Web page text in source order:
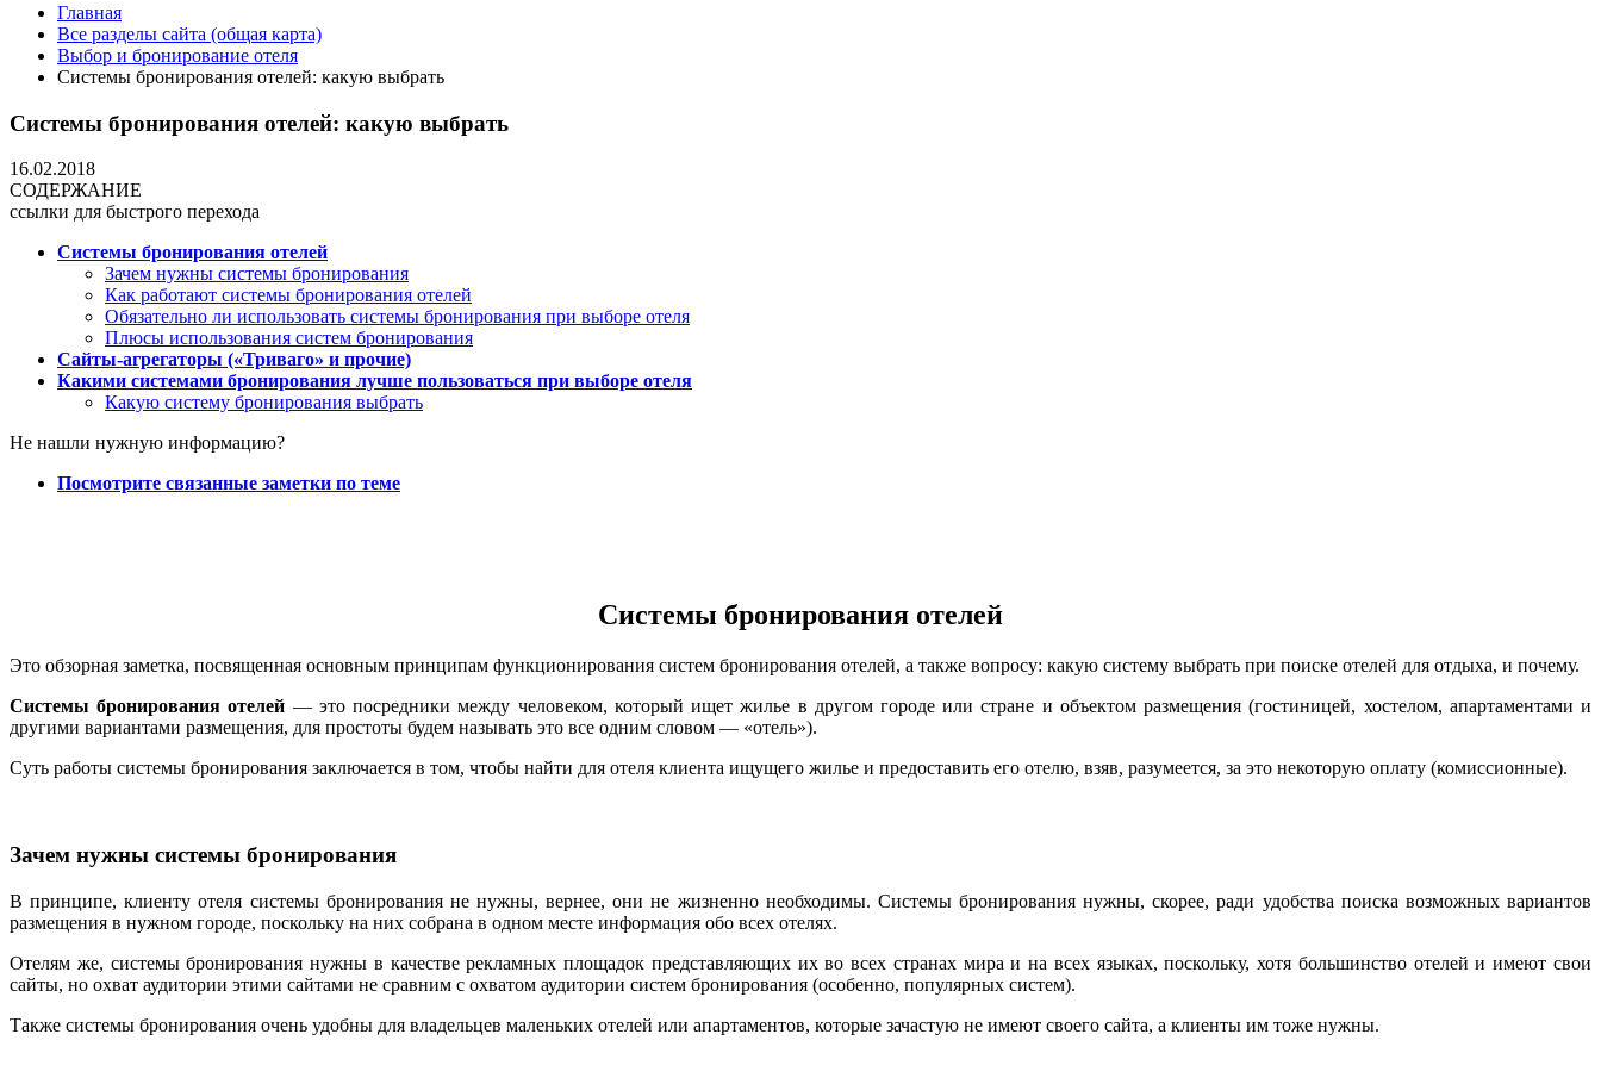
Главная
Все разделы сайта (общая карта)
Выбор и бронирование отеля
Системы бронирования отелей: какую выбрать
Системы бронирования отелей: какую выбрать
16.02.2018
СОДЕРЖАНИЕ
ссылки для быстрого перехода
Системы бронирования отелей
Зачем нужны системы бронирования
Как работают системы бронирования отелей
Обязательно ли использовать системы бронирования при выборе отеля
Плюсы использования систем бронирования
Сайты-агрегаторы («Триваго» и прочие)
Какими системами бронирования лучше пользоваться при выборе отеля
Какую систему бронирования выбрать
Не нашли нужную информацию?
Посмотрите связанные заметки по теме
Системы бронирования отелей
Это обзорная заметка, посвященная основным принципам функционирования систем бронирования отелей, а также вопросу: какую систему выбрать при поиске отелей для отдыха, и почему.
Системы бронирования отелей — это посредники между человеком, который ищет жилье в другом городе или стране и объектом размещения (гостиницей, хостелом, апартаментами и
другими вариантами размещения, для простоты будем называть это все одним словом — «отель»).
Суть работы системы бронирования заключается в том, чтобы найти для отеля клиента ищущего жилье и предоставить его отелю, взяв, разумеется, за это некоторую оплату (комиссионные).
Зачем нужны системы бронирования
В принципе, клиенту отеля системы бронирования не нужны, вернее, они не жизненно необходимы. Системы бронирования нужны, скорее, ради удобства поиска возможных вариантов
размещения в нужном городе, поскольку на них собрана в одном месте информация обо всех отелях.
Отелям же, системы бронирования нужны в качестве рекламных площадок представляющих их во всех странах мира и на всех языках, поскольку, хотя большинство отелей и имеют свои
сайты, но охват аудитории этими сайтами не сравним с охватом аудитории систем бронирования (особенно, популярных систем).
Также системы бронирования очень удобны для владельцев маленьких отелей или апартаментов, которые зачастую не имеют своего сайта, а клиенты им тоже нужны.